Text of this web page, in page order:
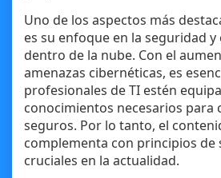
Uno de los aspectos más
es su enfoque en la seguridad
dentro de la nube. Con el
amenazas cibernéticas, es
profesionales de TI estén
conocimientos necesarios para
seguros. Por lo tanto, el
complementa con principios de
cruciales en la actualidad.